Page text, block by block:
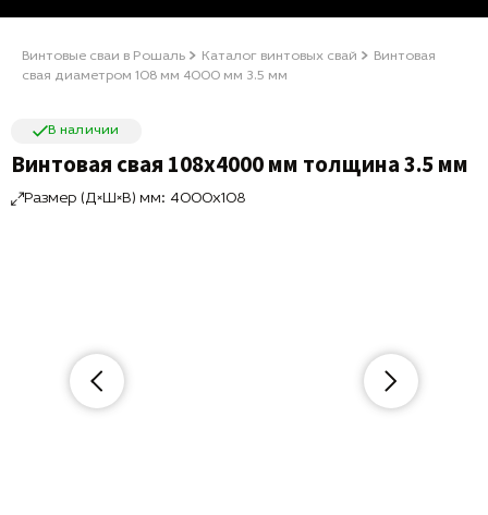
Винтовые сваи в Рошаль Каталог винтовых свай
Винтовая
свая диаметром 108 мм 4000 мм 3.5 мм
В наличии
Винтовая свая 108х4000 мм толщина 3.5 мм
Размер (Д×Ш×В) мм: 4000x108